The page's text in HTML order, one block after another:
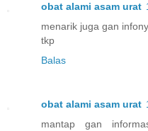
obat alami asam urat
menarik juga gan
tkp
Balas
obat alami asam urat
mantap gan